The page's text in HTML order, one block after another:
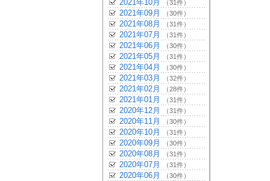
2021年10月 （31件）
2021年09月 （30件）
2021年08月 （31件）
2021年07月 （31件）
2021年06月 （30件）
2021年05月 （31件）
2021年04月 （30件）
2021年03月 （32件）
2021年02月 （28件）
2021年01月 （31件）
2020年12月 （31件）
2020年11月 （30件）
2020年10月 （31件）
2020年09月 （30件）
2020年08月 （31件）
2020年07月 （31件）
2020年06月 （30件）